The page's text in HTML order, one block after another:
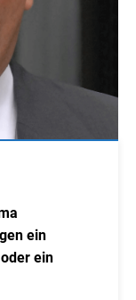
ein
ein